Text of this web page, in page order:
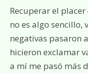
Recuperar el
no es algo sencillo,
negativas pasaron
hicieron exclamar
a mí me pasó más